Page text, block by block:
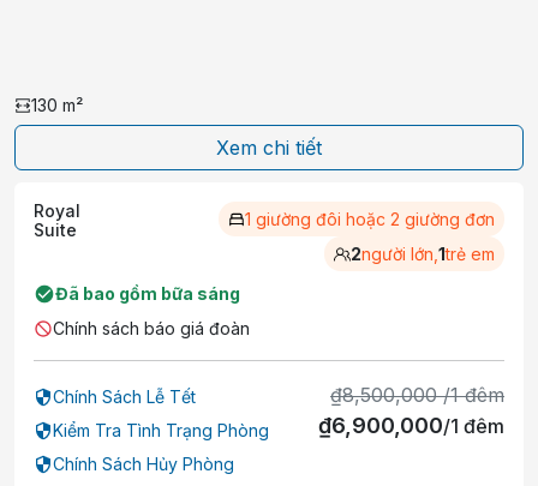
130 m²
Xem chi tiết
Royal
Suite
1 giường đôi hoặc 2 giường đơn
2người lớn, 1trẻ em
Đã bao gồm bữa sáng
Chính sách báo giá đoàn
Chính Sách Lễ Tết
Kiểm Tra Tình Trạng Phòng
Chính Sách Hủy Phòng
₫8,500,000 /1 đêm
₫6,900,000/1 đêm